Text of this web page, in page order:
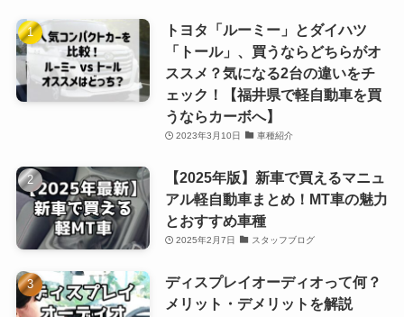
トヨタ「ルーミー」とダイハツ
「トール」、買うならどちらがオ
ススメ？気になる2台の違いをチ
ェック！【福井県で軽自動車を買
うならカーボへ】
2023年3月10日 車種紹介
【2025年版】新車で買えるマニュ
アル軽自動車まとめ！MT車の魅力
とおすすめ車種
2025年2月7日 スタッフブログ
ディスプレイオーディオって何？
メリット・デメリットを解説